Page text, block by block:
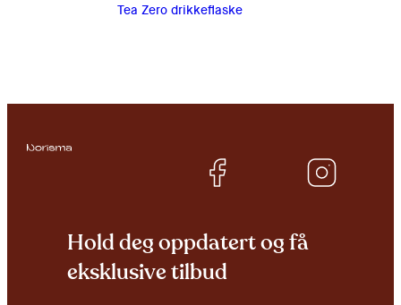
Tea Zero drikkeflaske
Hold deg oppdatert og få
eksklusive tilbud